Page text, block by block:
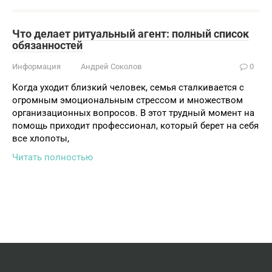
Что делает ритуальный агент: полный список
обязанностей
Информация Андрей Соколов 0
Когда уходит близкий человек, семья сталкивается с
огромным эмоциональным стрессом и множеством
организационных вопросов. В этот трудный момент на
помощь приходит профессионал, который берет на себя
все хлопоты,
Читать полностью